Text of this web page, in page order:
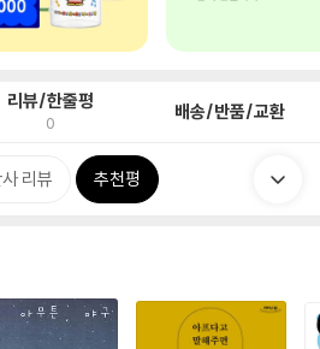
리뷰/한줄평
0 배송/반품/교환
리뷰 추천평